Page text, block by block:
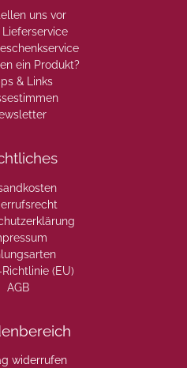
uns vor
Lieferservice
ein Produkt?
& Links
(EU)
AGB
widerrufen